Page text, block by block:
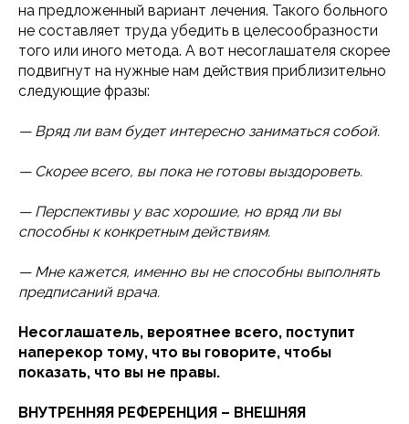
на предложенный вариант лечения. Такого больного
не составляет труда убедить в целесообразности
того или иного метода. А вот несоглашателя скорее
подвигнут на нужные нам действия приблизительно
следующие фразы:
— Вряд ли вам будет интересно заниматься собой.
— Скорее всего, вы пока не готовы выздороветь.
— Перспективы у вас хорошие, но вряд ли вы
способны к конкретным действиям.
— Мне кажется, именно вы не способны выполнять
предписаний врача.
Несоглашатель, вероятнее всего, поступит
наперекор тому, что вы говорите, чтобы
показать, что вы не правы.
ВНУТРЕННЯЯ РЕФЕРЕНЦИЯ – ВНЕШНЯЯ